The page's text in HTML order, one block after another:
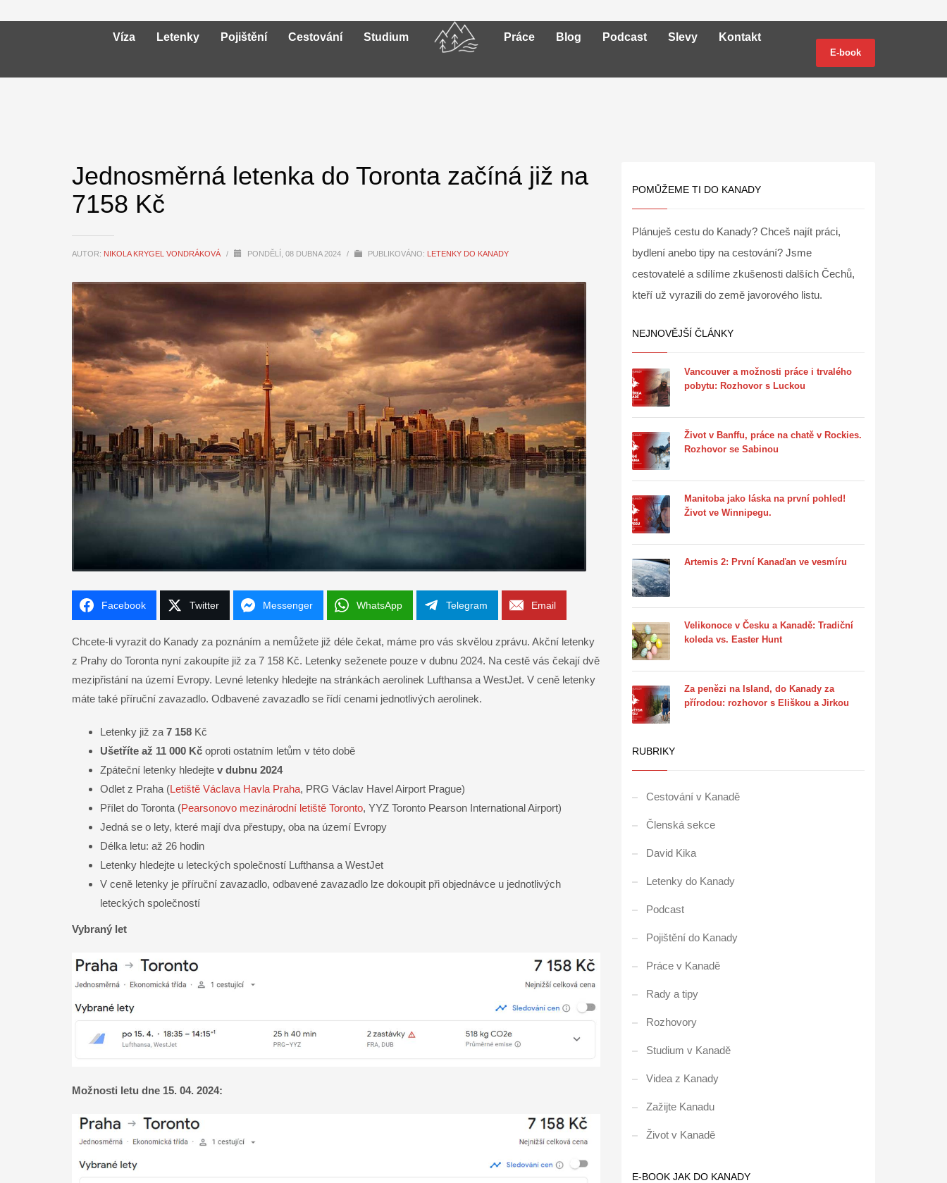
Víza Letenky Pojištění Cestování Studium Práce Blog Podcast Slevy Kontakt
E-book
Jednosměrná letenka do Toronta začíná již na
7158 Kč
AUTOR: NIKOLA KRYGEL VONDRÁKOVÁ / PONDĚLÍ, 08 DUBNA 2024 / PUBLIKOVÁNO: LETENKY DO KANADY
Facebook Twitter Messenger WhatsApp Telegram Email
Chcete-li vyrazit do Kanady za poznáním a nemůžete již déle čekat, máme pro vás skvělou zprávu. Akční letenky
z Prahy do Toronta nyní zakoupíte již za 7 158 Kč. Letenky seženete pouze v dubnu 2024. Na cestě vás čekají dvě
mezipřistání na území Evropy. Levné letenky hledejte na stránkách aerolinek Lufthansa a WestJet. V ceně letenky
máte také příruční zavazadlo. Odbavené zavazadlo se řídí cenami jednotlivých aerolinek.
Letenky již za 7 158 Kč
Ušetříte až 11 000 Kč oproti ostatním letům v této době
Zpáteční letenky hledejte v dubnu 2024
Odlet z Praha (Letiště Václava Havla Praha, PRG Václav Havel Airport Prague)
Přílet do Toronta (Pearsonovo mezinárodní letiště Toronto, YYZ Toronto Pearson International Airport)
Jedná se o lety, které mají dva přestupy, oba na území Evropy
Délka letu: až 26 hodin
Letenky hledejte u leteckých společností Lufthansa a WestJet
V ceně letenky je příruční zavazadlo, odbavené zavazadlo lze dokoupit při objednávce u jednotlivých
leteckých společností
Vybraný let
Možnosti letu dne 15. 04. 2024:
POMŮŽEME TI DO KANADY
Plánuješ cestu do Kanady? Chceš najít práci,
bydlení anebo tipy na cestování? Jsme
cestovatelé a sdílíme zkušenosti dalších Čechů,
kteří už vyrazili do země javorového listu.
NEJNOVĚJŠÍ ČLÁNKY
Vancouver a možnosti práce i trvalého
pobytu: Rozhovor s Luckou
Život v Banffu, práce na chatě v Rockies.
Rozhovor se Sabinou
Manitoba jako láska na první pohled!
Život ve Winnipegu.
Artemis 2: První Kanaďan ve vesmíru
Velikonoce v Česku a Kanadě: Tradiční
koleda vs. Easter Hunt
Za penězi na Island, do Kanady za
přírodou: rozhovor s Eliškou a Jirkou
RUBRIKY
Cestování v Kanadě
Členská sekce
David Kika
Letenky do Kanady
Podcast
Pojištění do Kanady
Práce v Kanadě
Rady a tipy
Rozhovory
Studium v Kanadě
Videa z Kanady
Zažijte Kanadu
Život v Kanadě
E-BOOK JAK DO KANADY